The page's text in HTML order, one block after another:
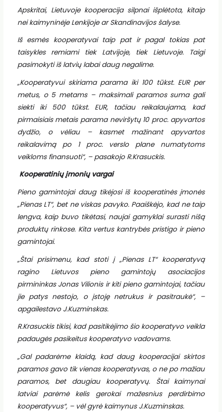
Apskritai, Lietuvoje kooperacija silpnai išplėtota, kitaip
nei kaimyninėje Lenkijoje ar Skandinavijos šalyse.
Iš esmės kooperatyvai taip pat ir pagal tokias pat
taisykles remiami tiek Latvijoje, tiek Lietuvoje. Taigi
pasimokyti iš latvių labai daug negalime.
„Kooperatyvui skiriama parama iki 100 tūkst. EUR per
metus, o 5 metams – maksimali paramos suma gali
siekti iki 500 tūkst. EUR, tačiau reikalaujama, kad
pirmaisiais metais parama neviršytų 10 proc. apyvartos
dydžio, o vėliau – kasmet mažinant apyvartos
reikalavimą po 1 proc. verslo plane numatytoms
veikloms finansuoti“, – pasakojo R.Krasuckis.
Kooperatinių įmonių vargai
Pieno gamintojai daug tikėjosi iš kooperatinės įmonės
„Pienas LT“, bet ne viskas pavyko. Paaiškėjo, kad ne taip
lengva, kaip buvo tikėtasi, naujai gamyklai surasti nišą
produktų rinkose. Kita vertus kantrybės pristigo ir pieno
gamintojai.
„Štai prisimenu, kad stoti į „Pienas LT“ kooperatyvą
ragino Lietuvos pieno gamintojų asociacijos
pirmininkas Jonas Vilionis ir kiti pieno gamintojai, tačiau
jie patys nestojo, o įstoję netrukus ir pasitraukė“, –
apgailestavo J.Kuzminskas.
R.Krasuckis tikisi, kad pasitikėjimo šio kooperatyvo veikla
padaugės pasikeitus kooperatyvo vadovams.
„Gal padarėme klaidą, kad daug kooperacijai skirtos
paramos gavo tik vienas kooperatyvas, o ne po mažiau
paramos, bet daugiau kooperatyvų. Štai kaimynai
latviai parėmė kelis gerokai mažesnius perdirbimo
kooperatyvus“, – vėl gyrė kaimynus J.Kuzminskas.